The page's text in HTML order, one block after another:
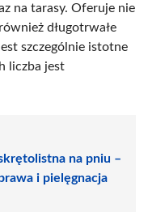
na tarasy. Oferuje nie
długotrwałe
szczególnie istotne
liczba jest
na pniu –
i pielęgnacja